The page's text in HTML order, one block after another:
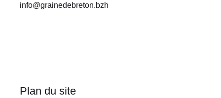
info@grainedebreton.bzh
Plan du site